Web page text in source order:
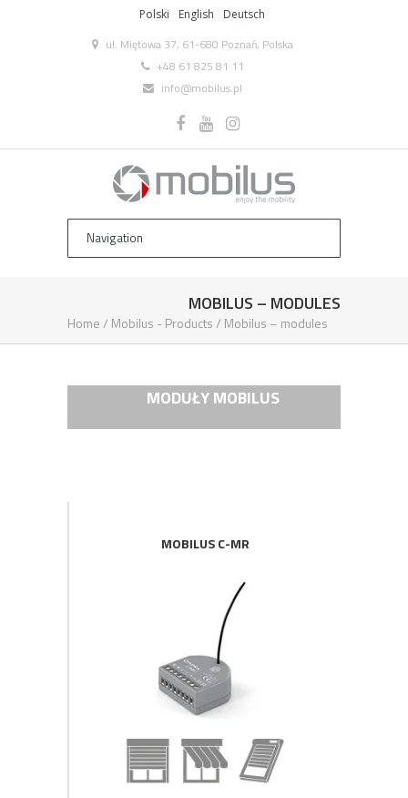
Polski English Deutsch
ul. Miętowa 37, 61-680 Poznań, Polska
+48 61 825 81 11
info@mobilus.pl
MOBILUS – MODULES
Home/ Mobilus ­- Products/ Mobilus – modules
MODUŁY MOBILUS
MOBILUS C-MR